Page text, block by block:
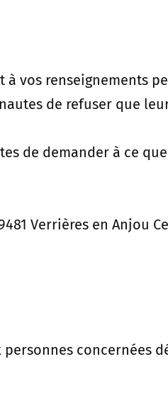
vos renseignements
de refuser que
de demander à ce
Verrières en Anjou
concernées